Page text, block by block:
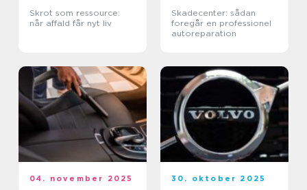
Skrot som ressource:
når affald får nyt liv
Skadecenter: sådan
foregår en professionel
autoreparation
04. november 2025 30. oktober 2025